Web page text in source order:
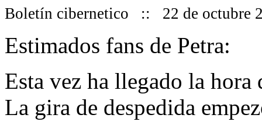
Boletín cibernetico :: 22 de
Estimados fans de Petra:
Esta vez ha llegado la hora
La gira de despedida